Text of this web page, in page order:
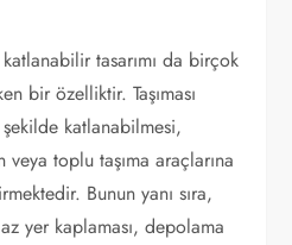
tasarımı da birçok
bir özelliktir. Taşıması
şekilde katlanabilmesi,
veya toplu taşıma araçlarına
Bunun yanı sıra,
yer kaplaması, depolama